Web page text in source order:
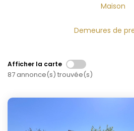
CONTACT
Plus de critères
Maison
Demeures de
Afficher la carte
87 annonce(s) trouvée(s)